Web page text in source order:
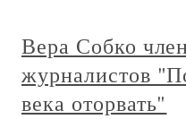
Вера Собко
журналистов
века оторвать"